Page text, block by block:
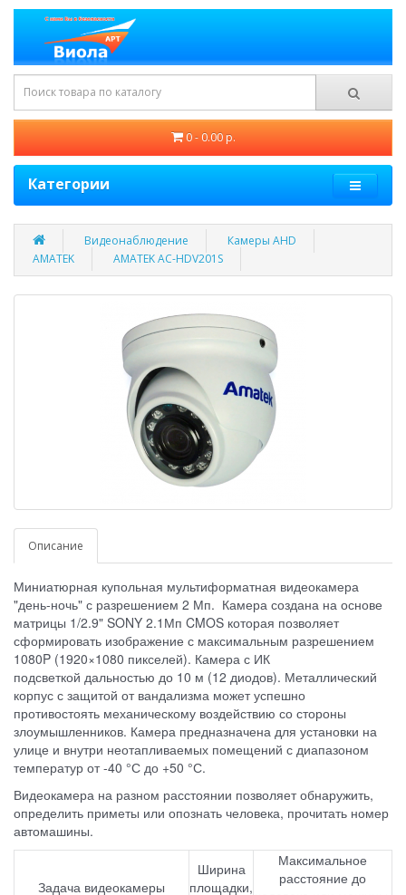
0 - 0.00 р.
Категории
Видеонаблюдение
Камеры AHD
AMATEK
AMATEK AC-HDV201S
Описание
Миниатюрная купольная мультиформатная видеокамера
"день-ночь" с разрешением 2 Мп. Камера создана на основе
матрицы 1/2.9" SONY 2.1Мп CMOS которая позволяет
сформировать изображение с максимальным разрешением
1080P (1920×1080 пикселей). Камера с ИК
подсветкой дальностью до 10 м (12 диодов). Металлический
корпус с защитой от вандализма может успешно
противостоять механическому воздействию со стороны
злоумышленников. Камера предназначена для установки на
улице и внутри неотапливаемых помещений с диапазоном
температур от -40 °С до +50 °С.
Видеокамера на разном расстоянии позволяет обнаружить,
определить приметы или опознать человека, прочитать номер
автомашины.
Задача видеокамеры
Ширина
площадки,
Максимальное
расстояние до